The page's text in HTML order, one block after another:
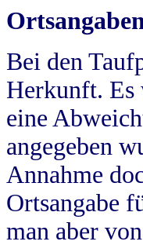
Bei den
Herkunft. Es
eine
angegeben
Annahme
Ortsangabe
man aber